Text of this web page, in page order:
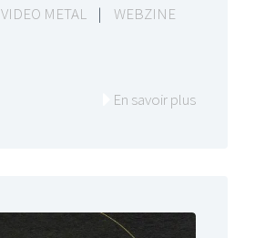
VIDEO METAL |
WEBZINE
En savoir plus